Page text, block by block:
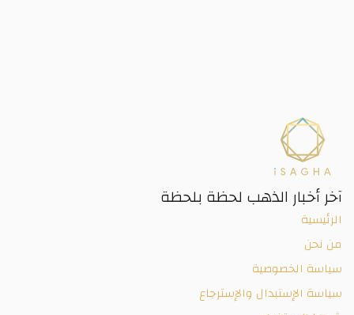
آخر أخبار الذهب لحظة بلحظة
الرئيسية
من نحن
سياسة الخصوصية
سياسة الإستبدال والإسترجاع